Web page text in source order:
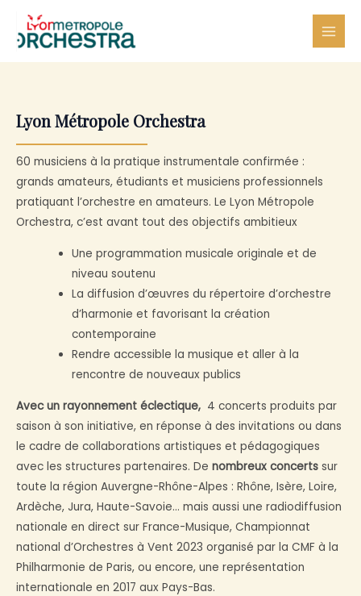
contenu
Lyon Métropole Orchestra
60 musiciens à la pratique instrumentale confirmée :
grands amateurs, étudiants et musiciens professionnels
pratiquant l’orchestre en amateurs. Le Lyon Métropole
Orchestra, c’est avant tout des objectifs ambitieux
Une programmation musicale originale et de
niveau soutenu
La diffusion d’œuvres du répertoire d’orchestre
d’harmonie et favorisant la création
contemporaine
Rendre accessible la musique et aller à la
rencontre de nouveaux publics
Avec un rayonnement éclectique, 4 concerts produits par
saison à son initiative, en réponse à des invitations ou dans
le cadre de collaborations artistiques et pédagogiques
avec les structures partenaires. De nombreux concerts sur
toute la région Auvergne-Rhône-Alpes : Rhône, Isère, Loire,
Ardèche, Jura, Haute-Savoie… mais aussi une radiodiffusion
nationale en direct sur France-Musique, Championnat
national d’Orchestres à Vent 2023 organisé par la CMF à la
Philharmonie de Paris, ou encore, une représentation
internationale en 2017 aux Pays-Bas.